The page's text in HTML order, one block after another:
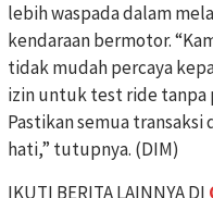
lebih waspada dalam
kendaraan bermotor.
tidak mudah percaya
izin untuk test ride tanpa
Pastikan semua
hati,” tutupnya. (DIM)
IKUTI BERITA LAINNYA DI